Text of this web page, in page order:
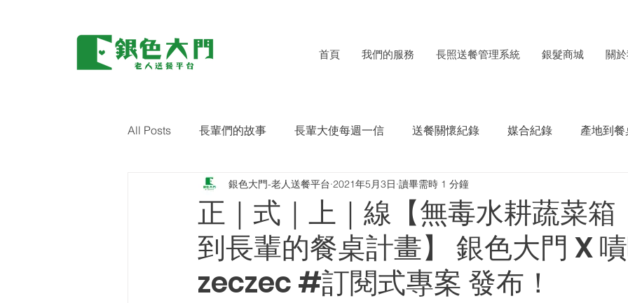
首頁 我們的服務 長照送餐管理系統 銀髮商城 關
All Posts 長輩們的故事 長輩大使每週一信 送餐關懷紀錄 媒合紀錄 產地到餐
環保｜零廢棄 藝術關懷 每月食材捐贈電子報 ESG成果紀錄
正｜式｜上｜線【無毒水耕蔬菜箱
到長輩的餐桌計畫】 銀色大門 X
zeczec #訂閱式專案 發布！
銀色大門-老人送餐平台 2021年5月3日 讀畢需時 1 分鐘